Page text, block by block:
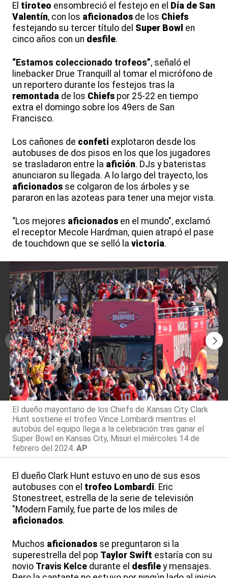
El tiroteo ensombreció el festejo en el Día de San
Valentín, con los aficionados de los Chiefs
festejando su tercer título del Super Bowl en
cinco años con un desfile.
“Estamos coleccionado trofeos”, señaló el
linebacker Drue Tranquill al tomar el micrófono de
un reportero durante los festejos tras la
remontada de los Chiefs por 25-22 en tiempo
extra el domingo sobre los 49ers de San
Francisco.
Los cañones de confeti explotaron desde los
autobuses de dos pisos en los que los jugadores
se trasladaron entre la afición. DJs y bateristas
anunciaron su llegada. A lo largo del trayecto, los
aficionados se colgaron de los árboles y se
pararon en las azoteas para tener una mejor vista.
“Los mejores aficionados en el mundo", exclamó
el receptor Mecole Hardman, quien atrapó el pase
de touchdown que se selló la victoria.
El dueño mayoritario de los Chiefs de Kansas City Clark
Hunt sostiene el trofeo Vince Lombardi mientras el
autobús del equipo llega a la celebración tras ganar el
Super Bowl en Kansas City, Misuri el miércoles 14 de
febrero del 2024. AP
El dueño Clark Hunt estuvo en uno de sus esos
autobuses con el trofeo Lombardi. Eric
Stonestreet, estrella de la serie de televisión
"Modern Family, fue parte de los miles de
aficionados.
Muchos aficionados se preguntaron si la
superestrella del pop Taylor Swift estaría con su
novio Travis Kelce durante el desfile y mensajes.